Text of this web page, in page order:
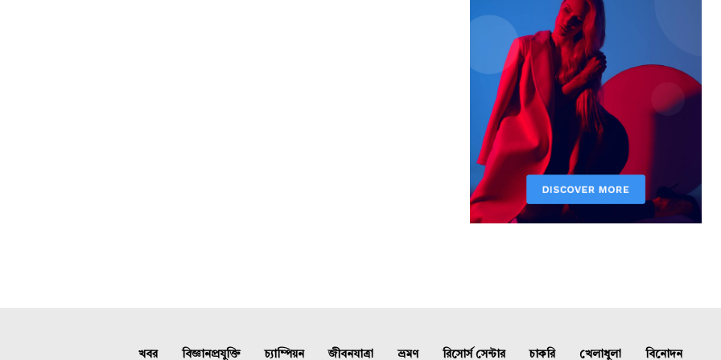
খবর বিজ্ঞানপ্রযুক্তি চ্যাম্পিয়ন জীবনযাত্রা ভ্রমণ রিসোর্স সেন্টার চাকরি খেলাধুলা বিনোদন